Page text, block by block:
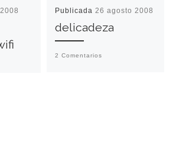
Publicada26 agosto 2008
delicadeza
2 Comentarios